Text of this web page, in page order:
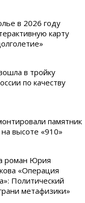
в 2026 году
карту
в тройку
по качеству
памятник
высоте «910»
роман Юрия
«Операция
Политический
метафизики»